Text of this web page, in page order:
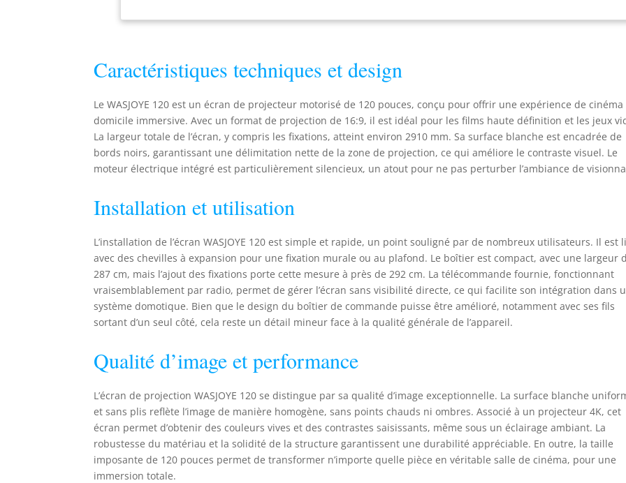
White Screen est sans coloration jaune, sans rides et fournit une
Cet écran de projecteur motorisé convient à la fois pour le montage
mural et le montage du plafond. Cet écran de projecteur est facile à
visionnage polyvalente】 Perfect pour la maison, les écoles, les
bureaux, les mariages, l'église ou les projections de films en plein
air; Peut être utilisé pour les présentations PowerPoint et autres
écrans. 【Satisfaction du client】 - Choix idéal pour le film de théâtre
à domicile, l'éducation, la présentation de la salle de conférence, le
Caractéristiques techniques et design
Le WASJOYE 120 est un écran de projecteur motorisé de 120 pouces, conçu pour offrir une expérience de cinéma
domicile immersive. Avec un format de projection de 16:9, il est idéal pour les films haute définition et les jeux
La largeur totale de l’écran, y compris les fixations, atteint environ 2910 mm. Sa surface blanche est encadrée de
bords noirs, garantissant une délimitation nette de la zone de projection, ce qui améliore le contraste visuel. Le
moteur électrique intégré est particulièrement silencieux, un atout pour ne pas perturber l’ambiance de
Installation et utilisation
L’installation de l’écran WASJOYE 120 est simple et rapide, un point souligné par de nombreux utilisateurs. Il est
avec des chevilles à expansion pour une fixation murale ou au plafond. Le boîtier est compact, avec une largeur
287 cm, mais l’ajout des fixations porte cette mesure à près de 292 cm. La télécommande fournie, fonctionnant
vraisemblablement par radio, permet de gérer l’écran sans visibilité directe, ce qui facilite son intégration dans
système domotique. Bien que le design du boîtier de commande puisse être amélioré, notamment avec ses fils
sortant d’un seul côté, cela reste un détail mineur face à la qualité générale de l’appareil.
Qualité d’image et performance
L’écran de projection WASJOYE 120 se distingue par sa qualité d’image exceptionnelle. La surface blanche
et sans plis reflète l’image de manière homogène, sans points chauds ni ombres. Associé à un projecteur 4K, cet
écran permet d’obtenir des couleurs vives et des contrastes saisissants, même sous un éclairage ambiant. La
robustesse du matériau et la solidité de la structure garantissent une durabilité appréciable. En outre, la taille
imposante de 120 pouces permet de transformer n’importe quelle pièce en véritable salle de cinéma, pour une
immersion totale.